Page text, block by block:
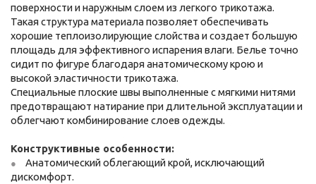
поверхности и наружным слоем из легкого трикотажа.
Такая структура материала позволяет обеспечивать
хорошие теплоизолирующие слойства и создает большую
площадь для эффективного испарения влаги. Белье точно
сидит по фигуре благодаря анатомическому крою и
высокой эластичности трикотажа.
Специальные плоские швы выполненные с мягкими нитями
предотвращают натирание при длительной эксплуатации и
облегчают комбинирование слоев одежды.
Конструктивные особенности:
Анатомический облегающий крой, исключающий
дискомфорт.